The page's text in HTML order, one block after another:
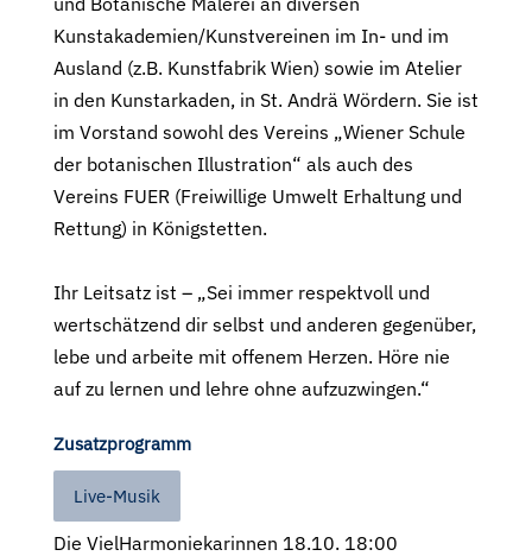
Kunstakademien/Kunstvereinen im In- und im
Ausland (z.B. Kunstfabrik Wien) sowie im Atelier
in den Kunstarkaden, in St. Andrä Wördern. Sie ist
im Vorstand sowohl des Vereins „Wiener Schule
der botanischen Illustration“ als auch des
Vereins FUER (Freiwillige Umwelt Erhaltung und
Rettung) in Königstetten.
Ihr Leitsatz ist – „Sei immer respektvoll und
wertschätzend dir selbst und anderen gegenüber,
lebe und arbeite mit offenem Herzen. Höre nie
auf zu lernen und lehre ohne aufzuzwingen.“
Zusatzprogramm
Live-Musik
Die VielHarmoniekarinnen 18.10. 18:00